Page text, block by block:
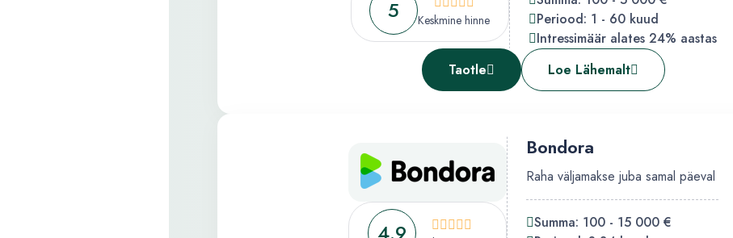
5 Keskmine hinne
Periood: 1 - 60 kuud
Intressimäär alates 24% aastas
Taotle
Loe Lähemalt
Bondora
Raha väljamakse juba samal päeval
Summa: 100 - 15 000 €